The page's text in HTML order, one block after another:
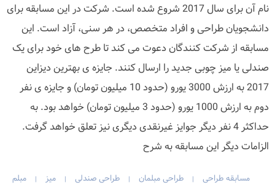
نام آن برای سال 2017 شروع شده است. شرکت در این مسابقه برای
دانشجویان طراحی و افراد متخصص، در هر سنی، آزاد است. این
مسابقه از شرکت کنندگان دعوت می کند تا طرح های خود برای یک
صندلی یا میز چوبی جدید را ارسال کنند. جایزه ی بهترین دیزاین
2017 به ارزش 3000 یورو (حدود 10 میلیون تومان) و جایزه ی نفر
دوم به ارزش 1000 یورو (حدود 3 میلیون تومان) خواهد بود. به
حداکثر 4 نفر دیگر جوایز غیرنقدی دیگری نیز تعلق خواهد گرفت.
الزامات دیگر این مسابقه به شرح
مسابقه طراحی | طراحی مبلمان | طراحی صندلی | میز | مبلم